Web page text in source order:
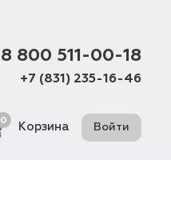
8 800 511-00-18
+7 (831) 235-16-46
0
Корзина Войти